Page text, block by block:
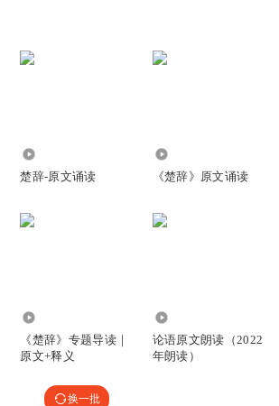
虚。 飞朱鸟使先驱兮，驾太一之象舆。 苍龙
于杳冥之中兮，休息虖昆仑之墟。 乐穷极而不
拥瑟而调均兮，余因称乎清商。 澹然而自乐
翔。 念我长生而久仙兮，不如反余之故乡。
夫黄鹄神龙犹如此兮，况贤者之逢乱世哉。 寿
楚辞-原文诵读 《楚辞》原文诵读
《楚辞》专题导读｜
原文+释义
论语原文朗读（2022
年朗读）
换一批